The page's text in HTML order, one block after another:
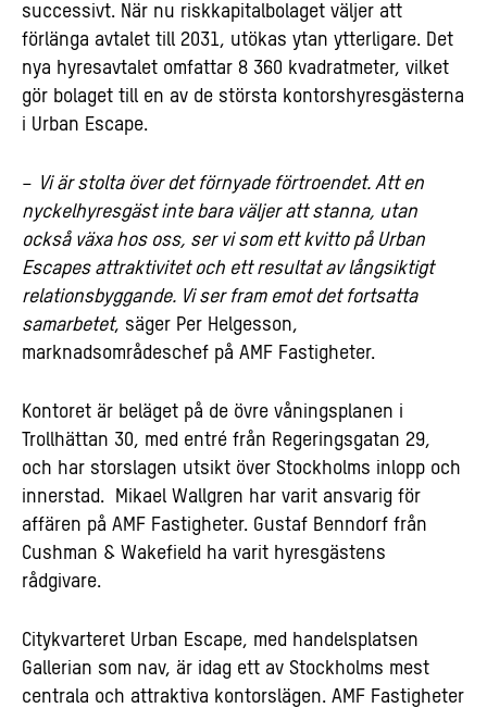
successivt. När nu riskkapitalbolaget väljer att
förlänga avtalet till 2031, utökas ytan ytterligare. Det
nya hyresavtalet omfattar 8 360 kvadratmeter, vilket
gör bolaget till en av de största kontorshyresgästerna
i Urban Escape.
–
Vi är stolta över det förnyade förtroendet. Att en
nyckelhyresgäst inte bara väljer att stanna, utan
också växa hos oss, ser vi som ett kvitto på Urban
Escapes attraktivitet och ett resultat av långsiktigt
relationsbyggande. Vi ser fram emot det fortsatta
samarbetet, säger Per Helgesson,
marknadsområdeschef på AMF Fastigheter.
Kontoret är beläget på de övre våningsplanen i
Trollhättan 30, med entré från Regeringsgatan 29,
och har storslagen utsikt över Stockholms inlopp och
innerstad. Mikael Wallgren har varit ansvarig för
affären på AMF Fastigheter. Gustaf Benndorf från
Cushman & Wakefield ha varit hyresgästens
rådgivare.
Citykvarteret Urban Escape, med handelsplatsen
Gallerian som nav, är idag ett av Stockholms mest
centrala och attraktiva kontorslägen. AMF Fastigheter